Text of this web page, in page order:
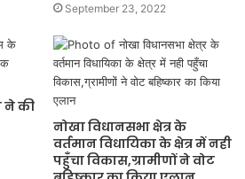
September 23, 2022
ने की
नोखा विधानसभा क्षेत्र के
वर्तमान विधायिका के क्षेत्र में नही
पहुँचा विकास,ग्रामीणों ने वोट